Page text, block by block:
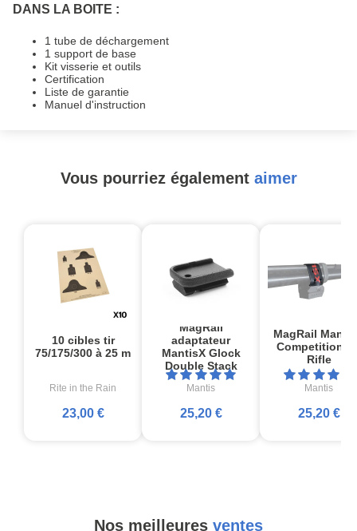
DANS LA BOITE :
1 tube de déchargement
1 support de base
Kit visserie et outils
Certification
Liste de garantie
Manuel d'instruction
Vous pourriez également aimer
10 cibles tir
75/175/300 à 25 m
Rite in the Rain
23,00 €
MagRail
adaptateur
MantisX Glock
Double Stack
Mantis
25,20 €
MagRail
Competition
Rifle
Mantis
25,20 €
Nos meilleures ventes